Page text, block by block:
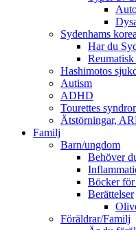
Sydenhams korea
Har du
Hashimotos
Autism
ADHD
Tourettes
Ätstörningar,
Familj
Barn/ungdom
Behöver
Böcker
Berättelser
Föräldrar/Familj